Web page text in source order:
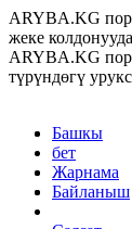
ARYBA.KG
жеке
ARYBA.KG
түрүндөгү
Башкы
бет
Жарнама
Байланыш